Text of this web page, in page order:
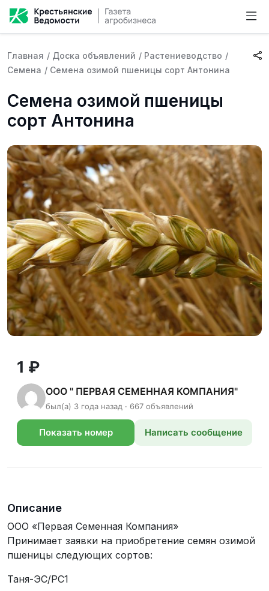
Главная / Доска объявлений / Растениеводство /
Семена / Семена озимой пшеницы сорт Антонина
Семена озимой пшеницы
сорт Антонина
1 ₽
ООО " ПЕРВАЯ СЕМЕННАЯ КОМПАНИЯ"
был(а) 3 года назад · 667 объявлений
Показать номер Написать сообщение
Описание
ООО «Первая Семенная Компания»
Принимает заявки на приобретение семян озимой
пшеницы следующих сортов:
Таня-ЭС/РС1